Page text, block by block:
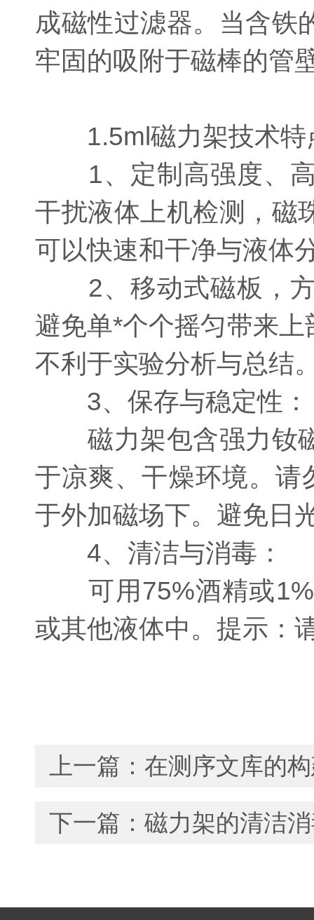
成磁性过滤器。当含铁
牢固的吸附于磁棒的管
1.5ml磁力架技术特
1、定制高强度、高
干扰液体上机检测，磁
可以快速和干净与液体
2、移动式磁板，方
避免单*个个摇匀带来
不利于实验分析与总结
3、保存与稳定性：
磁力架包含强力钕磁
于凉爽、干燥环境。
于外加磁场下。避免日
4、清洁与消毒：
可用75%酒精或1%
或其他液体中。提示：
上一篇： 在测序文库的
下一篇： 磁力架的清洁